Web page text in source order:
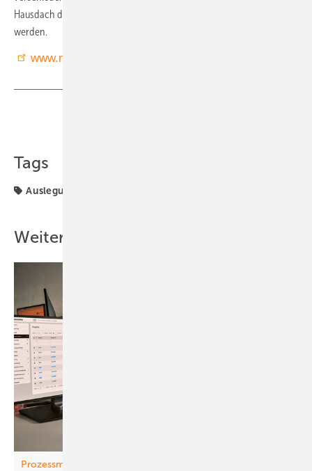
Hausdach durch Google Maps, über PDF oder DXF aufgenommen
werden.
www.msp.solar/planungssoftware
Tags
Auslegung
Weitere Inhalte
Prozessmanagement